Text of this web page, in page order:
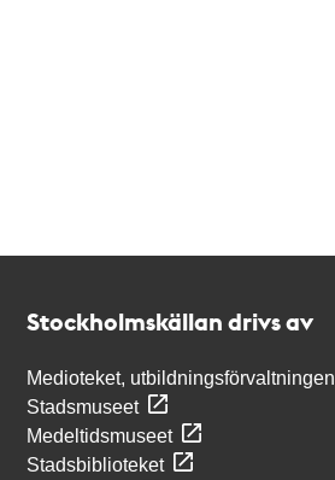
Stockholmskällan drivs av
Medioteket, utbildningsförvaltningen
Stadsmuseet
Medeltidsmuseet
Stadsbiblioteket